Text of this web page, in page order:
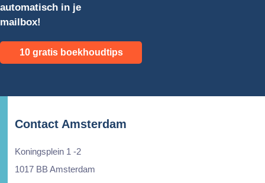
automatisch in je
mailbox!
10 gratis boekhoudtips
Contact Amsterdam
Koningsplein 1 -2
1017 BB Amsterdam